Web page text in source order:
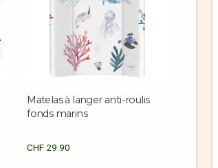
Matelas à langer anti-roulis
fonds marins
CHF 29.90